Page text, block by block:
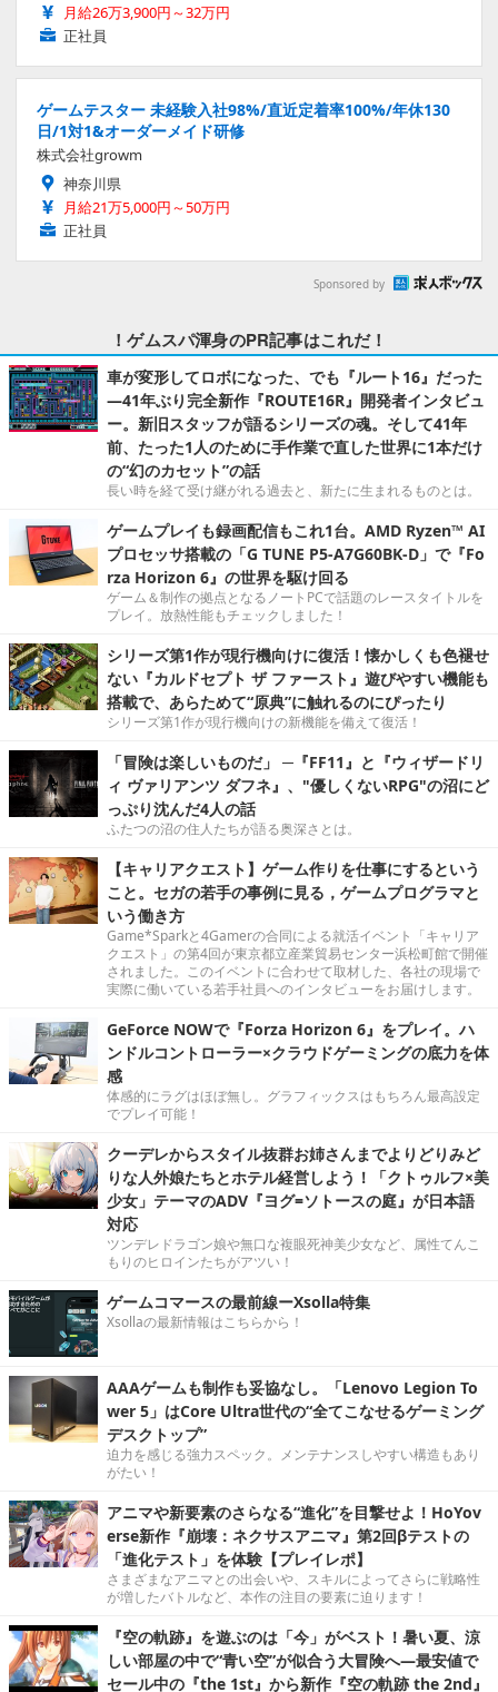
月給26万3,900円～32万円
正社員
ゲームテスター 未経験入社98%/直近定着率100%/年休130
日/1対1&オーダーメイド研修
株式会社growm
神奈川県
月給21万5,000円～50万円
正社員
Sponsored by
！ゲムスパ渾身のPR記事はこれだ！
車が変形してロボになった、でも『ルート16』だった
―41年ぶり完全新作『ROUTE16R』開発者インタビュ
ー。新旧スタッフが語るシリーズの魂。そして41年
前、たった1人のために手作業で直した世界に1本だけ
の“幻のカセット”の話
長い時を経て受け継がれる過去と、新たに生まれるものとは。
ゲームプレイも録画配信もこれ1台。AMD Ryzen™ AI
プロセッサ搭載の「G TUNE P5-A7G60BK-D」で『Fo
rza Horizon 6』の世界を駆け回る
ゲーム＆制作の拠点となるノートPCで話題のレースタイトルを
プレイ。放熱性能もチェックしました！
シリーズ第1作が現行機向けに復活！懐かしくも色褪せ
ない『カルドセプト ザ ファースト』遊びやすい機能も
搭載で、あらためて“原典”に触れるのにぴったり
シリーズ第1作が現行機向けの新機能を備えて復活！
「冒険は楽しいものだ」 ─『FF11』と『ウィザードリ
ィ ヴァリアンツ ダフネ』、"優しくないRPG"の沼にど
っぷり沈んだ4人の話
ふたつの沼の住人たちが語る奥深さとは。
【キャリアクエスト】ゲーム作りを仕事にするという
こと。セガの若手の事例に見る，ゲームプログラマと
いう働き方
Game*Sparkと4Gamerの合同による就活イベント「キャリア
クエスト」の第4回が東京都立産業貿易センター浜松町館で開催
されました。このイベントに合わせて取材した、各社の現場で
実際に働いている若手社員へのインタビューをお届けします。
GeForce NOWで『Forza Horizon 6』をプレイ。ハ
ンドルコントローラー×クラウドゲーミングの底力を体
感
体感的にラグはほぼ無し。グラフィックスはもちろん最高設定
でプレイ可能！
クーデレからスタイル抜群お姉さんまでよりどりみど
りな人外娘たちとホテル経営しよう！「クトゥルフ×美
少女」テーマのADV『ヨグ=ソトースの庭』が日本語
対応
ツンデレドラゴン娘や無口な複眼死神美少女など、属性てんこ
もりのヒロインたちがアツい！
ゲームコマースの最前線ーXsolla特集
Xsollaの最新情報はこちらから！
AAAゲームも制作も妥協なし。「Lenovo Legion To
wer 5」はCore Ultra世代の“全てこなせるゲーミング
デスクトップ”
迫力を感じる強力スペック。メンテナンスしやすい構造もあり
がたい！
アニマや新要素のさらなる“進化”を目撃せよ！HoYov
erse新作『崩壊：ネクサスアニマ』第2回βテストの
「進化テスト」を体験【プレイレポ】
さまざまなアニマとの出会いや、スキルによってさらに戦略性
が増したバトルなど、本作の注目の要素に迫ります！
『空の軌跡』を遊ぶのは「今」がベスト！暑い夏、涼
しい部屋の中で“青い空”が似合う大冒険へ―最安値で
セール中の『the 1st』から新作『空の軌跡 the 2nd』